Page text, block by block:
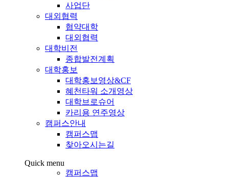
사업단
대외협력
협약대학
대외협력
대학비전
종합발전계획
대학홍보
대학홍보영상&CF
혜천타워 소개영상
대학브로슈어
카리용 연주영상
캠퍼스안내
캠퍼스맵
찾아오시는길
Quick menu
캠퍼스맵